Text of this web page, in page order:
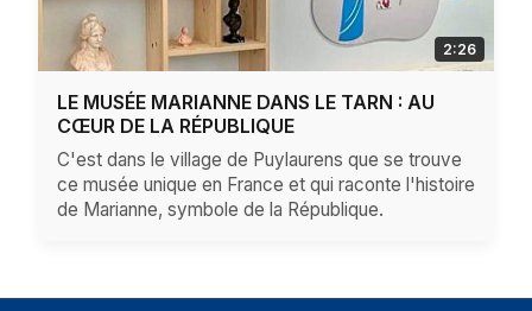
2:26
LE MUSÉE MARIANNE DANS LE TARN : AU
CŒUR DE LA RÉPUBLIQUE
C'est dans le village de Puylaurens que se trouve
ce musée unique en France et qui raconte l'histoire
de Marianne, symbole de la République.